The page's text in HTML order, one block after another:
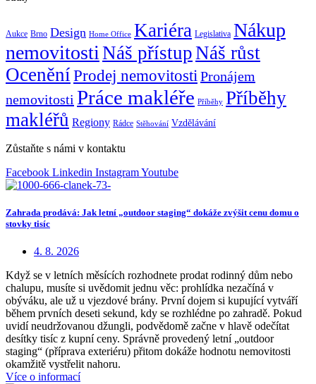
Aukce Brno Design Home Office Kariéra Legislativa Nákup
nemovitosti Náš přístupNáš růst
OceněníProdej nemovitosti Pronájem
nemovitosti Práce makléře Příběhy Příběhy
makléřů Regiony Rádce Stěhování Vzdělávání
Zůstaňte s námi v kontaktu
Facebook Linkedin InstagramYoutube
Zahrada prodává: Jak letní „outdoor staging“ dokáže zvýšit cenu domu o
stovky tisíc
4. 8. 2026
Když se v letních měsících rozhodnete prodat rodinný dům nebo
chalupu, musíte si uvědomit jednu věc: prohlídka nezačíná v
obýváku, ale už u vjezdové brány. První dojem si kupující vytváří
během prvních deseti sekund, kdy se rozhlédne po zahradě. Pokud
uvidí neudržovanou džungli, podvědomě začne v hlavě odečítat
desítky tisíc z kupní ceny. Správně provedený letní „outdoor
staging“ (příprava exteriéru) přitom dokáže hodnotu nemovitosti
okamžitě vystřelit nahoru.
Více o informací